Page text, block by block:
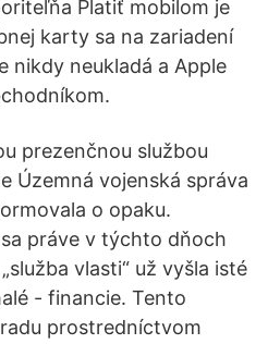
Platiť mobilom je
karty sa na zariadení
nikdy neukladá a Apple
prezenčnou službou
Územná vojenská správa
o opaku.
práve v týchto dňoch
vlasti“ už vyšla isté
- financie. Tento
prostredníctvom